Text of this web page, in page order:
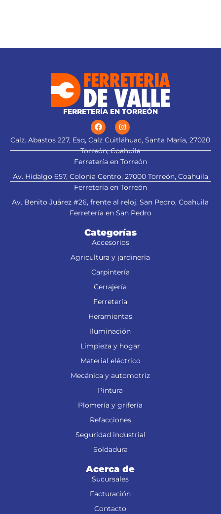
FERRETERÍA EN TORREÓN
Calz. Abastos 227, Esq, Calz Cuitláhuac, Santa María, 27020
Torreón, Coahuila
Ferretería en Torreón
Av. Hidalgo 657, Colonia Centro, 27000 Torreón, Coahuila
Ferretería en Torreón
Av. Benito Juárez #26, frente al reloj. San Pedro, Coahuila
Ferretería en San Pedro
Categorías
Accesorios
Agricultura y jardinería
Carpintería
Cerrajería
Ferretería
Heramientas
Iluminación
Limpieza y hogar
Material eléctrico
Mecánica y automotriz
Pintura
Plomería y grifería
Refacciones
Seguridad industrial
Soldadura
Acerca de
Sucursales
Facturación
Contacto